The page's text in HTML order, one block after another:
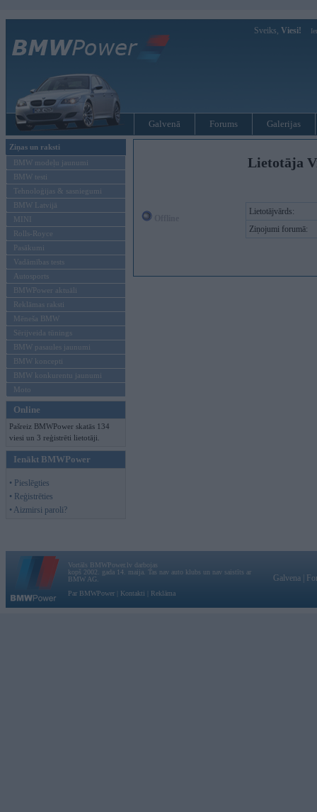
Sveiks, Viesi!
Galvenā Forums Galerijas
Ziņas un raksti
BMW modeļu jaunumi
BMW testi
Tehnoloģijas & sasniegumi
BMW Latvijā
MINI
Rolls-Royce
Pasākumi
Vadāmības tests
Autosports
BMWPower aktuāli
Reklāmas raksti
Mēneša BMW
Sērijveida tūnings
BMW pasaules jaunumi
BMW koncepti
BMW konkurentu jaunumi
Moto
Online
Pašreiz BMWPower skatās 134
viesi un 3 reģistrēti lietotāji.
Ienākt BMWPower
• Pieslēgties
• Reģistrēties
• Aizmirsi paroli?
Lietotāja
Lietotājvārds:
Ziņojumi forumā:
Vortāls BMWPower.lv darbojas
kopš 2002. gada 14. maija. Tas nav auto klubs un nav saistīts ar
BMW AG.
Par BMWPower
Kontakti Reklāma
Galvena